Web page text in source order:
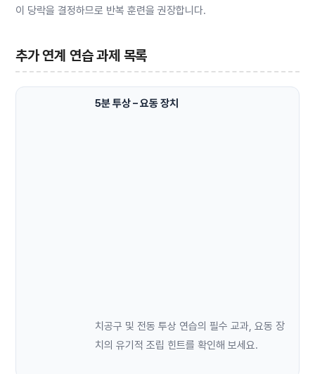
이 당락을 결정하므로 반복 훈련을 권장합니다.
추가 연계 연습 과제 목록
5분 투상 – 요동 장치
치공구 및 전동 투상 연습의 필수 교과, 요동 장
치의 유기적 조립 힌트를 확인해 보세요.